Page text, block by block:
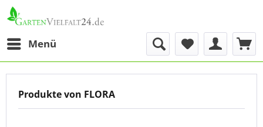
Menü
Produkte von FLORA